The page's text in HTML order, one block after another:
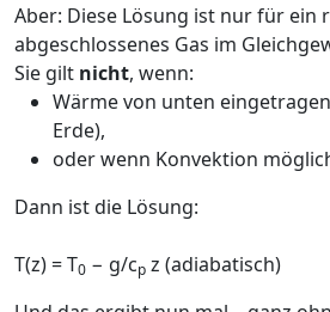
Aber: Diese Lösung ist nur für ein
abgeschlossenes Gas im
Sie gilt nicht, wenn:
Wärme von unten
Erde),
oder wenn Konvektion
Dann ist die Lösung:
T(z) = T0 − g/cp z (adiabatisch)